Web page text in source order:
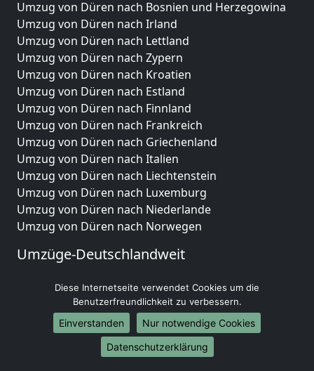
Umzug von Düren nach Bosnien und Herzegowina
Umzug von Düren nach Irland
Umzug von Düren nach Lettland
Umzug von Düren nach Zypern
Umzug von Düren nach Kroatien
Umzug von Düren nach Estland
Umzug von Düren nach Finnland
Umzug von Düren nach Frankreich
Umzug von Düren nach Griechenland
Umzug von Düren nach Italien
Umzug von Düren nach Liechtenstein
Umzug von Düren nach Luxemburg
Umzug von Düren nach Niederlande
Umzug von Düren nach Norwegen
Umzüge-Deutschlandweit
Umzug von Düren nach Hamburg
Umzug von Düren nach München
Umzug von Düren nach Köln
Umzug von Düren nach Frankfurt am Main
Umzug von Düren nach Stuttgart
Diese Internetseite verwendet Cookies um die
Benutzerfreundlichkeit zu verbessern.
Einverstanden
Nur notwendige Cookies
Datenschutzerklärung